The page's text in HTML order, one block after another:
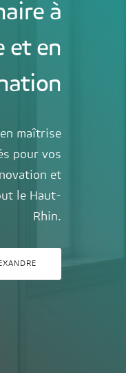
à
et en
maîtrise
pour vos
et
le Haut-
Rhin.